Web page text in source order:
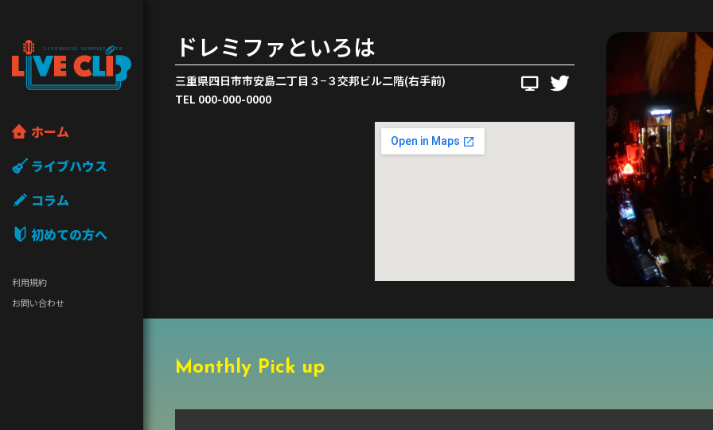
ホーム
ライブハウス
コラム
初めての方へ
利用規約
お問い合わせ
ドレミファといろは
三重県四日市市安島二丁目３−３交邦ビル二階(右手前)
TEL 000-000-0000
Monthly Pick up